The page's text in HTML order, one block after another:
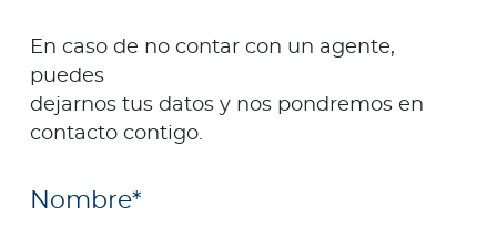
En caso de no contar con un agente,
puedes
dejarnos tus datos y nos pondremos en
contacto contigo.
Nombre*